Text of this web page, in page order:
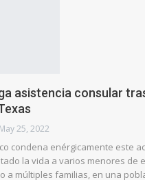
asistencia consular
May 25, 2022
condena enérgicamente este
la vida a varios menores de
a múltiples familias, en una